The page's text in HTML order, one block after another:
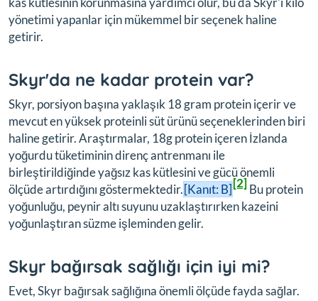
yönetimi yapanlar için mükemmel bir seçenek haline
getirir.
Skyr'da ne kadar protein var?
Skyr, porsiyon başına yaklaşık 18 gram protein içerir ve
mevcut en yüksek proteinli süt ürünü seçeneklerinden biri
haline getirir. Araştırmalar, 18g protein içeren İzlanda
yoğurdu tüketiminin direnç antrenmanı ile
birleştirildiğinde yağsız kas kütlesini ve gücü önemli
ölçüde artırdığını göstermektedir.[Kanıt: B][2]Bu protein
yoğunluğu, peynir altı suyunu uzaklaştırırken kazeini
yoğunlaştıran süzme işleminden gelir.
Skyr bağırsak sağlığı için iyi mi?
Evet, Skyr bağırsak sağlığına önemli ölçüde fayda sağlar.